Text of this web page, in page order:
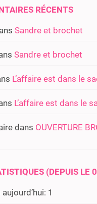
RÉCENTS
Sandre et brochet
Sandre et brochet
L’affaire est dans le
L’affaire est dans le
dans OUVERTURE
(DEPUIS
1